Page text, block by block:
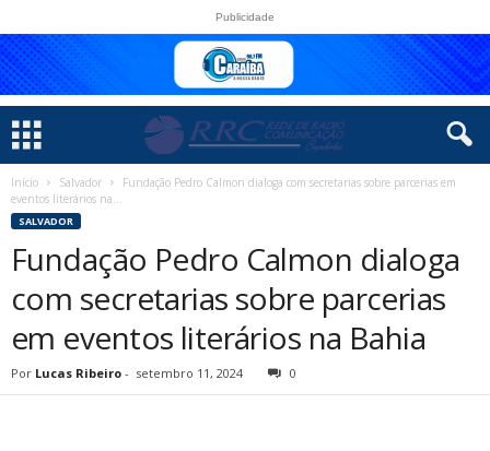
Publicidade
Início Salvador
Fundação Pedro Calmon dialoga com secretarias sobre parcerias em
eventos literários na...
SALVADOR
Fundação Pedro Calmon dialoga
com secretarias sobre parcerias
em eventos literários na Bahia
Por Lucas Ribeiro - setembro 11, 2024 0